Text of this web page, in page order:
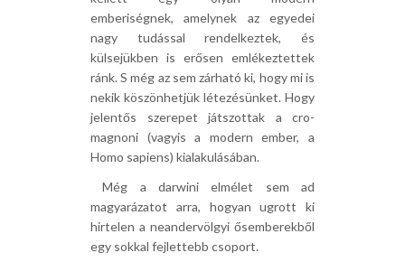
emberiségnek, amelynek az egyedei
nagy tudással rendelkeztek, és
külsejükben is erősen emlékeztettek
ránk. S még az sem zárható ki, hogy mi is
nekik köszönhetjük létezésünket. Hogy
jelentős szerepet játszottak a cro-
magnoni (vagyis a modern ember, a
Homo sapiens) kialakulásában.
 Még a darwini elmélet sem ad
magyarázatot arra, hogyan ugrott ki
hirtelen a neandervölgyi ősemberekből
egy sokkal fejlettebb csoport.